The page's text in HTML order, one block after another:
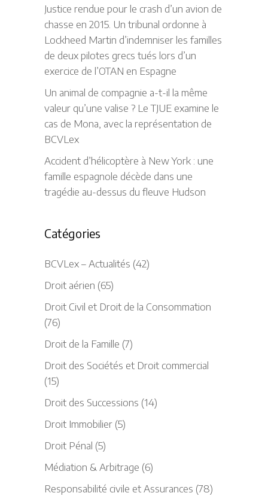
Justice rendue pour le crash d’un avion de
chasse en 2015. Un tribunal ordonne à
Lockheed Martin d’indemniser les familles
de deux pilotes grecs tués lors d’un
exercice de l’OTAN en Espagne
Un animal de compagnie a-t-il la même
valeur qu’une valise ? Le TJUE examine le
cas de Mona, avec la représentation de
BCVLex
Accident d’hélicoptère à New York : une
famille espagnole décède dans une
tragédie au-dessus du fleuve Hudson
Catégories
BCVLex – Actualités (42)
Droit aérien (65)
Droit Civil et Droit de la Consommation
(76)
Droit de la Famille (7)
Droit des Sociétés et Droit commercial
(15)
Droit des Successions (14)
Droit Immobilier (5)
Droit Pénal (5)
Médiation & Arbitrage (6)
Responsabilité civile et Assurances (78)